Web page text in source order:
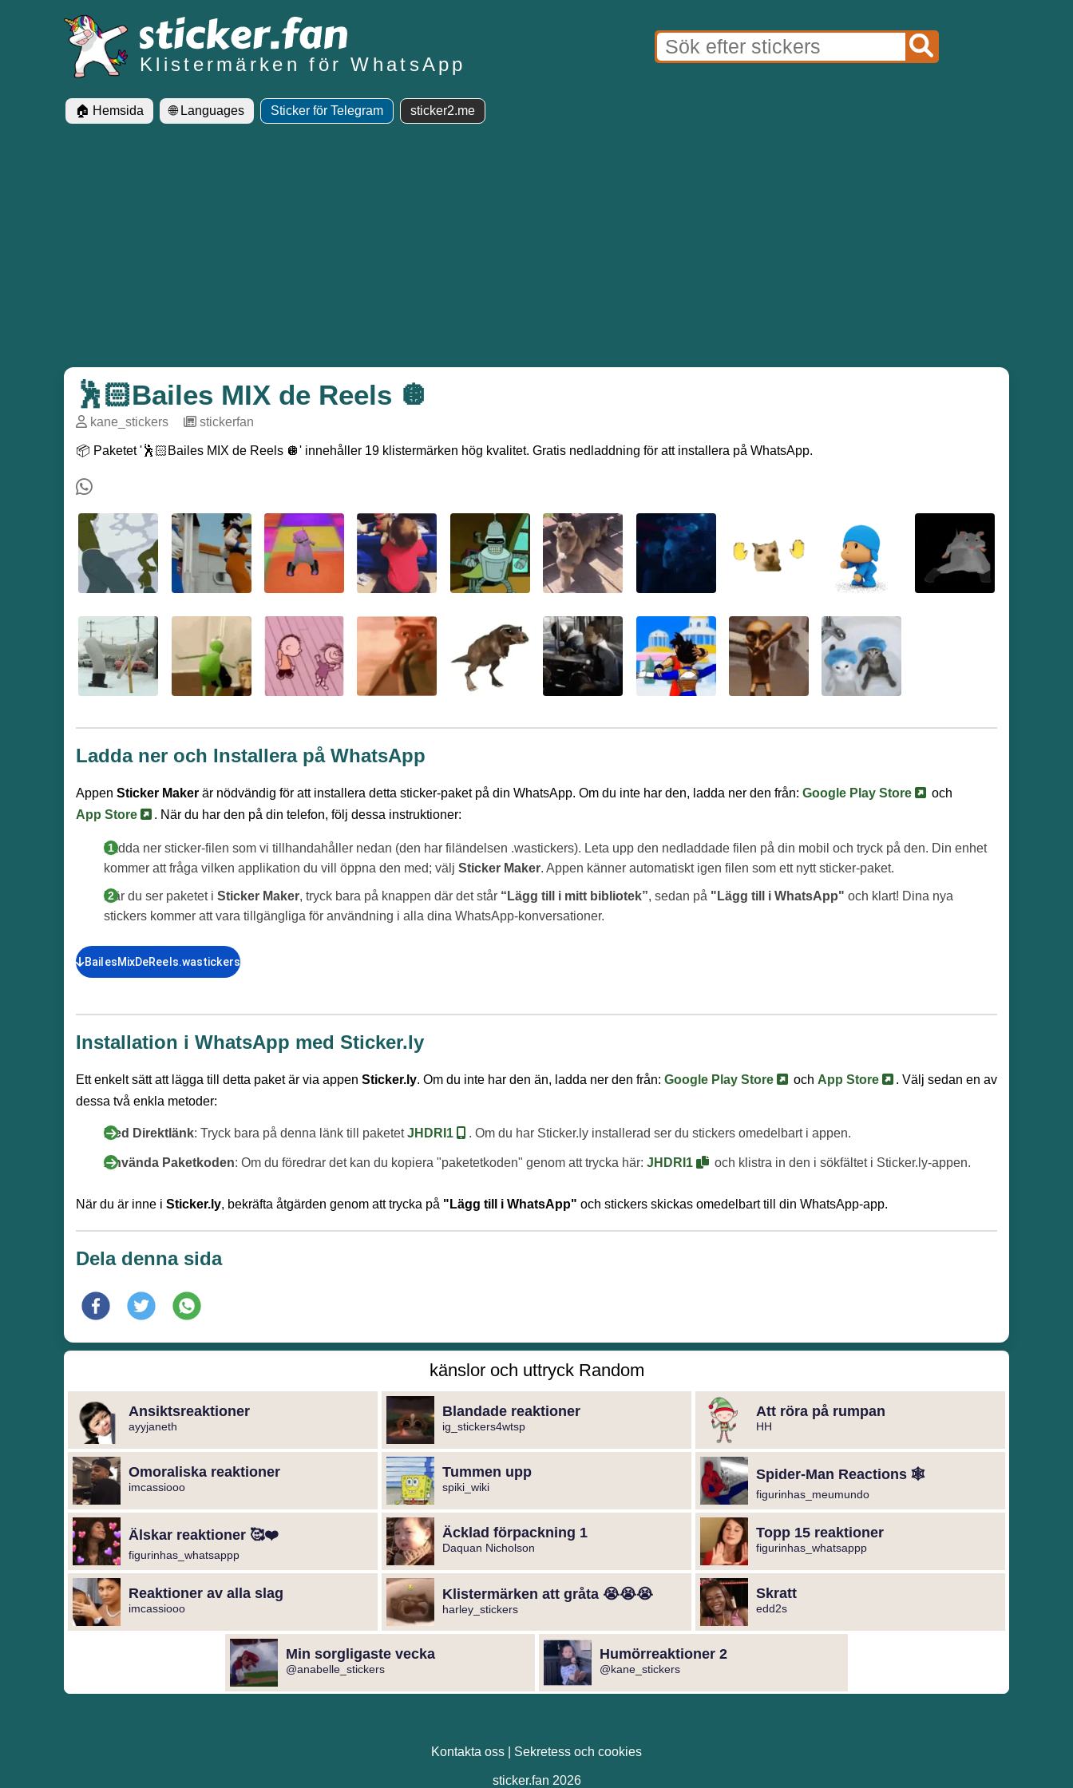
Klistermärken för WhatsApp
🏠 Hemsida 🌐 Languages Sticker för Telegram sticker2.me
🕺🏻Bailes MIX de Reels 🪩
kane_stickers stickerfan
📦 Paketet '🕺🏻Bailes MIX de Reels 🪩' innehåller 19 klistermärken hög kvalitet. Gratis nedladdning för att installera på WhatsApp.
Ladda ner och Installera på WhatsApp
Appen Sticker Maker är nödvändig för att installera detta sticker-paket på din WhatsApp. Om du inte har den, ladda ner den från: Google Play Store
och
App Store
. När du har den på din telefon, följ dessa instruktioner:
Ladda ner sticker-filen som vi tillhandahåller nedan (den har filändelsen .wastickers). Leta upp den nedladdade filen på din mobil och tryck på den. Din enhet
kommer att fråga vilken applikation du vill öppna den med; välj Sticker Maker. Appen känner automatiskt igen filen som ett nytt sticker-paket.
När du ser paketet i Sticker Maker, tryck bara på knappen där det står “Lägg till i mitt bibliotek”, sedan på "Lägg till i WhatsApp" och klart! Dina nya
stickers kommer att vara tillgängliga för användning i alla dina WhatsApp-konversationer.
BailesMixDeReels.wastickers
Installation i WhatsApp med Sticker.ly
Ett enkelt sätt att lägga till detta paket är via appen Sticker.ly. Om du inte har den än, ladda ner den från: Google Play Store och App Store
. Välj sedan en av
dessa två enkla metoder:
Med Direktlänk: Tryck bara på denna länk till paketetJHDRI1 . Om du har Sticker.ly installerad ser du stickers omedelbart i appen.
Använda Paketkoden: Om du föredrar det kan du kopiera "paketetkoden" genom att trycka här: JHDRI1 och klistra in den i sökfältet i Sticker.ly-appen.
När du är inne i Sticker.ly, bekräfta åtgärden genom att trycka på "Lägg till i WhatsApp" och stickers skickas omedelbart till din WhatsApp-app.
Dela denna sida
känslor och uttryck Random
Ansiktsreaktioner
ayyjaneth
Blandade reaktioner
ig_stickers4wtsp
Att röra på rumpan
HH
Omoraliska reaktioner
imcassiooo
Tummen upp
spiki_wiki
Spider-Man Reactions 🕸️
figurinhas_meumundo
Älskar reaktioner 🥰❤️
figurinhas_whatsappp
Äcklad förpackning 1
Daquan Nicholson
Topp 15 reaktioner
figurinhas_whatsappp
Reaktioner av alla slag
imcassiooo
Klistermärken att gråta 😭😭😭
harley_stickers
Skratt
edd2s
Min sorgligaste vecka
@anabelle_stickers
Humörreaktioner 2
@kane_stickers
Kontakta oss Sekretess och cookies
sticker.fan 2026